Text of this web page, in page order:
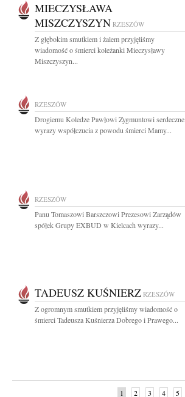
MIECZYSŁAWA
MISZCZYSZYN RZESZÓW
Z głębokim smutkiem i żalem przyjęliśmy
wiadomość o śmierci koleżanki Mieczysławy
Miszczyszyn...
RZESZÓW
Drogiemu Koledze Pawłowi Zygmuntowi serdeczne
wyrazy współczucia z powodu śmierci Mamy...
RZESZÓW
Panu Tomaszowi Barszczowi Prezesowi Zarządów
spółek Grupy EXBUD w Kielcach wyrazy...
TADEUSZ KUŚNIERZ RZESZÓW
Z ogromnym smutkiem przyjęliśmy wiadomość o
śmierci Tadeusza Kuśnierza Dobrego i Prawego...
1 2 3 4 5